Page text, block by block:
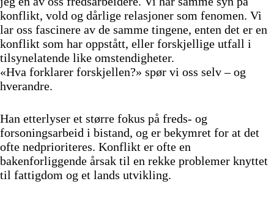
konflikt, vold og dårlige relasjoner som fenomen. Vi
lar oss fascinere av de samme tingene, enten det er en
konflikt som har oppstått, eller forskjellige utfall i
tilsynelatende like omstendigheter.
«Hva forklarer forskjellen?» spør vi oss selv – og
hverandre.
Han etterlyser et større fokus på freds- og
forsoningsarbeid i bistand, og er bekymret for at det
ofte nedprioriteres. Konflikt er ofte en
bakenforliggende årsak til en rekke problemer knyttet
til fattigdom og et lands utvikling.